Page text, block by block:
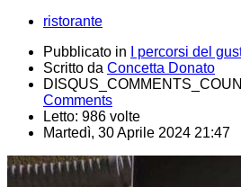
ristorante
Pubblicato in
I percorsi del
Scritto da Concetta Donato
Comments
Letto: 986 volte
Martedì, 30 Aprile 2024 21:47